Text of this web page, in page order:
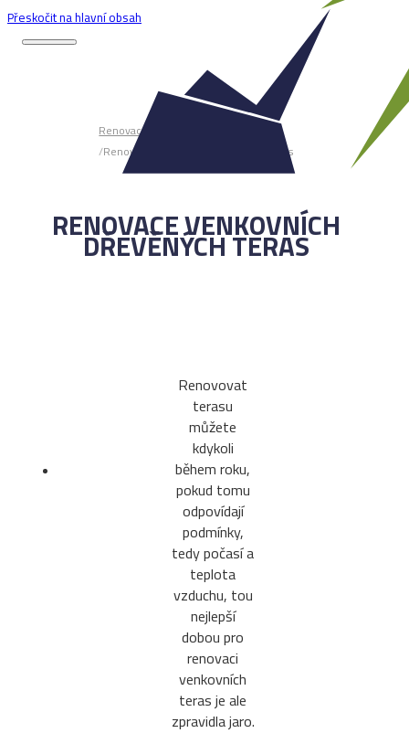
Přeskočit na hlavní obsah
Renovace
/Renovace venkovních dřevěných teras
RENOVACE VENKOVNÍCH
DŘEVĚNÝCH TERAS
Renovovat
terasu
můžete
kdykoli
během roku,
pokud tomu
odpovídají
podmínky,
tedy počasí a
teplota
vzduchu, tou
nejlepší
dobou pro
renovaci
venkovních
teras je ale
zpravidla jaro.